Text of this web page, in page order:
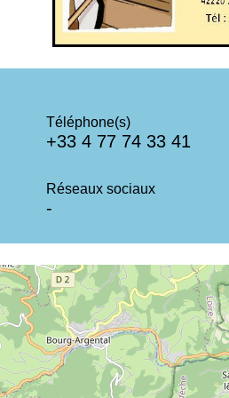
Téléphone(s)
+33 4 77 74 33 41
Réseaux sociaux
-